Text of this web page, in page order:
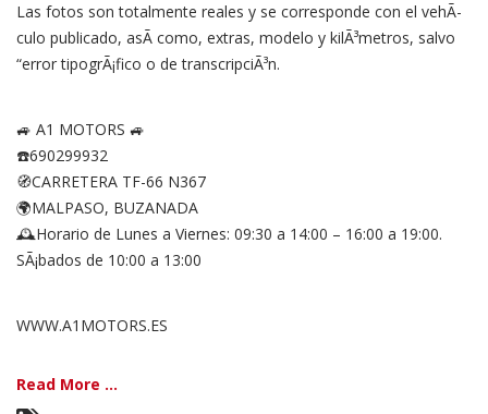
Las fotos son totalmente reales y se corresponde con el vehÃ­
culo publicado, asÃ­ como, extras, modelo y kilÃ³metros, salvo
“error tipogrÃ¡fico o de transcripciÃ³n.
🚙 A1 MOTORS 🚙
☎️690299932
🧭CARRETERA TF-66 N367
🌍MALPASO, BUZANADA
🕰Horario de Lunes a Viernes: 09:30 a 14:00 – 16:00 a 19:00.
SÃ¡bados de 10:00 a 13:00
WWW.A1MOTORS.ES
Read More ...